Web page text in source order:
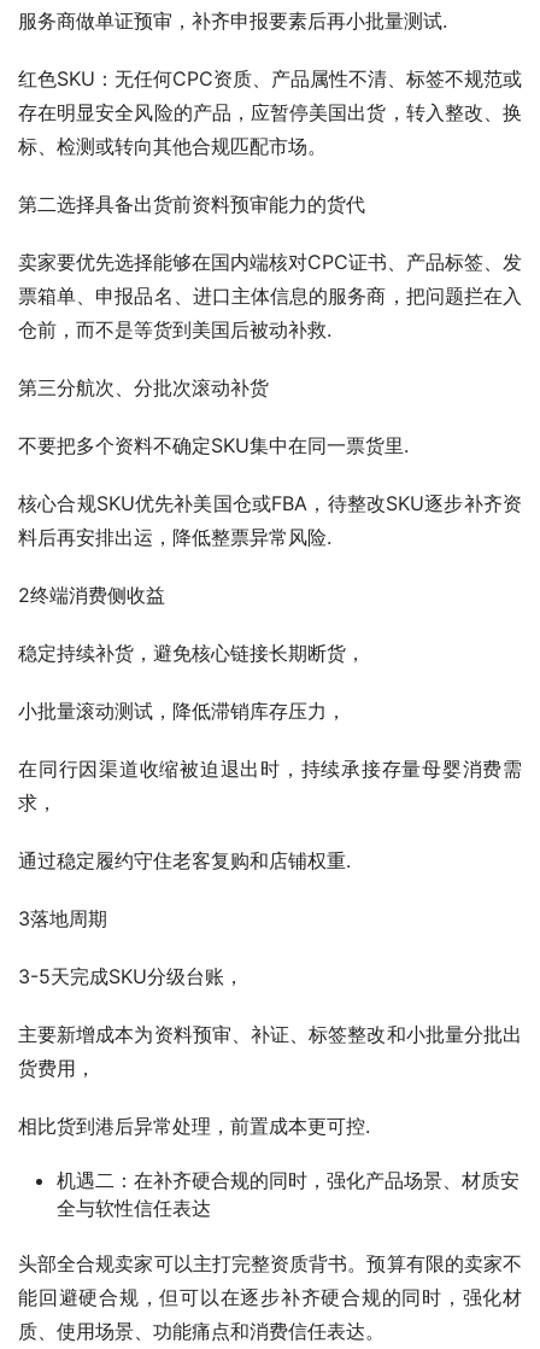
服务商做单证预审，补齐申报要素后再小批量测试.
红色SKU：无任何CPC资质、产品属性不清、标签不规范或
存在明显安全风险的产品，应暂停美国出货，转入整改、换
标、检测或转向其他合规匹配市场。
第二选择具备出货前资料预审能力的货代
卖家要优先选择能够在国内端核对CPC证书、产品标签、发
票箱单、申报品名、进口主体信息的服务商，把问题拦在入
仓前，而不是等货到美国后被动补救.
第三分航次、分批次滚动补货
不要把多个资料不确定SKU集中在同一票货里.
核心合规SKU优先补美国仓或FBA，待整改SKU逐步补齐资
料后再安排出运，降低整票异常风险.
2终端消费侧收益
稳定持续补货，避免核心链接长期断货，
小批量滚动测试，降低滞销库存压力，
在同行因渠道收缩被迫退出时，持续承接存量母婴消费需
求，
通过稳定履约守住老客复购和店铺权重.
3落地周期
3-5天完成SKU分级台账，
主要新增成本为资料预审、补证、标签整改和小批量分批出
货费用，
相比货到港后异常处理，前置成本更可控.
机遇二：在补齐硬合规的同时，强化产品场景、材质安
全与软性信任表达
头部全合规卖家可以主打完整资质背书。预算有限的卖家不
能回避硬合规，但可以在逐步补齐硬合规的同时，强化材
质、使用场景、功能痛点和消费信任表达。